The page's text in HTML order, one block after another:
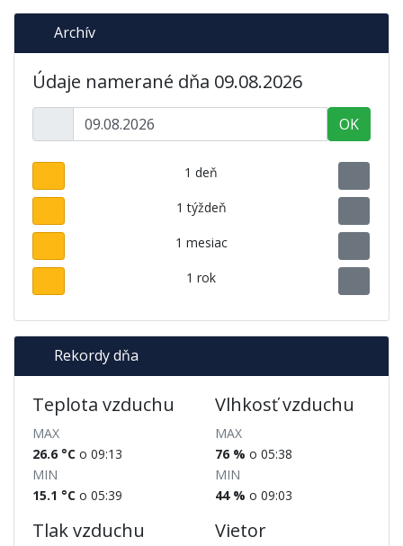
Archív
Údaje namerané dňa 09.08.2026
OK
1 deň
1 týždeň
1 mesiac
1 rok
Rekordy dňa
Teplota vzduchu
MAX
26.6 °C o 09:13
MIN
15.1 °C o 05:39
Vlhkosť vzduchu
MAX
76 % o 05:38
MIN
44 % o 09:03
Tlak vzduchu Vietor